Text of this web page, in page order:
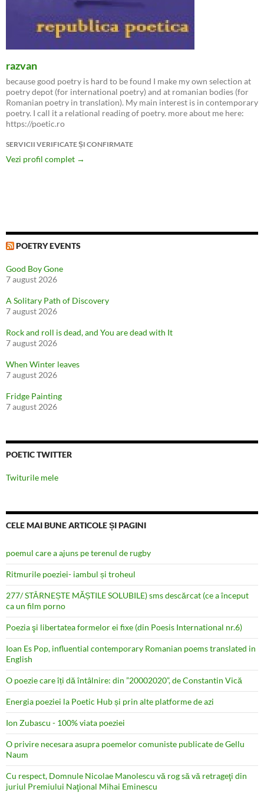
razvan
because good poetry is hard to be found I make my own selection at
poetry depot (for international poetry) and at romanian bodies (for
Romanian poetry in translation). My main interest is in contemporary
poetry. I call it a relational reading of poetry. more about me here:
https://poetic.ro
SERVICII VERIFICATE ȘI CONFIRMATE
Vezi profil complet →
POETRY EVENTS
Good Boy Gone
7 august 2026
A Solitary Path of Discovery
7 august 2026
Rock and roll is dead, and You are dead with It
7 august 2026
When Winter leaves
7 august 2026
Fridge Painting
7 august 2026
POETIC TWITTER
Twiturile mele
CELE MAI BUNE ARTICOLE ȘI PAGINI
poemul care a ajuns pe terenul de rugby
Ritmurile poeziei- iambul și troheul
277/ STÂRNEȘTE MĂȘTILE SOLUBILE) sms descărcat (ce a început
ca un film porno
Poezia şi libertatea formelor ei fixe (din Poesis International nr.6)
Ioan Es Pop, influential contemporary Romanian poems translated in
English
O poezie care îți dă întâlnire: din ”20002020”, de Constantin Vică
Energia poeziei la Poetic Hub și prin alte platforme de azi
Ion Zubascu - 100% viata poeziei
O privire necesara asupra poemelor comuniste publicate de Gellu
Naum
Cu respect, Domnule Nicolae Manolescu vă rog să vă retrageţi din
juriul Premiului Naţional Mihai Eminescu